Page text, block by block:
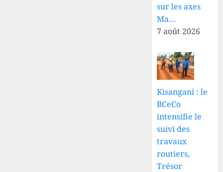
sur les axes
Ma…
7 août 2026
Kisangani : le
BCeCo
intensifie le
suivi des
travaux
routiers,
Trésor